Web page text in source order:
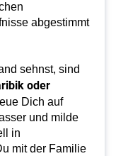
abgestimmt
sehnst, sind
oder
Dich auf
und milde
in
mit der Familie